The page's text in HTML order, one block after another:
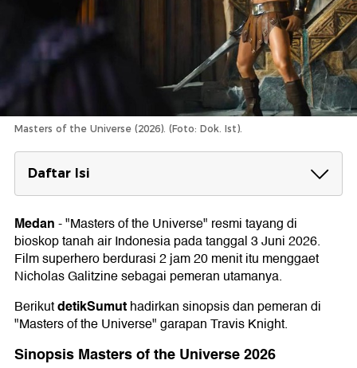
Masters of the Universe (2026). (Foto: Dok. Ist).
Daftar Isi
Sinopsis Masters of the Universe 2026
Pemeran di Masters of the Universe 2026
Medan-"Masters of the Universe" resmi tayang di
bioskop tanah air Indonesia pada tanggal 3 Juni 2026.
Film superhero berdurasi 2 jam 20 menit itu menggaet
Nicholas Galitzine sebagai pemeran utamanya.
BerikutdetikSumuthadirkan sinopsis dan pemeran di
"Masters of the Universe" garapan Travis Knight.
Sinopsis Masters of the Universe 2026